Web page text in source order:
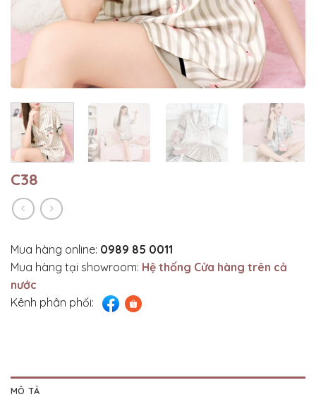
C38
Mua hàng online: 0989 85 0011
Mua hàng tại showroom: Hệ thống Cửa hàng trên cả
nước
Kênh phân phối:
MÔ TẢ